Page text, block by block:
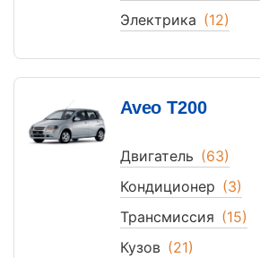
Электрика (12)
Aveo T200
Двигатель (63)
Кондиционер (3)
Трансмиссия (15)
Кузов (21)